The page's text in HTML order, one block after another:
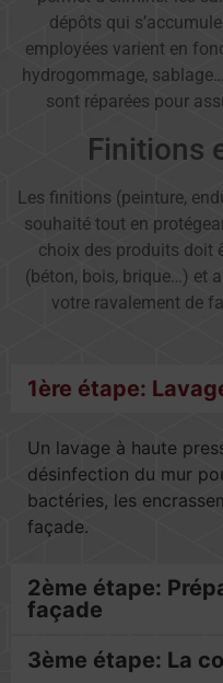
dépôts qui
employées varient en
hydrogommage,
sont réparées pour
Finitions
Les finitions (peinture,
souhaité tout en
choix des produits doit
(béton, bois, brique…) et
votre ravalement de
1ère étape:
Un lavage à haute
désinfection du mur
bactéries, les
façade.
2ème étape:
façade
3ème étape: La